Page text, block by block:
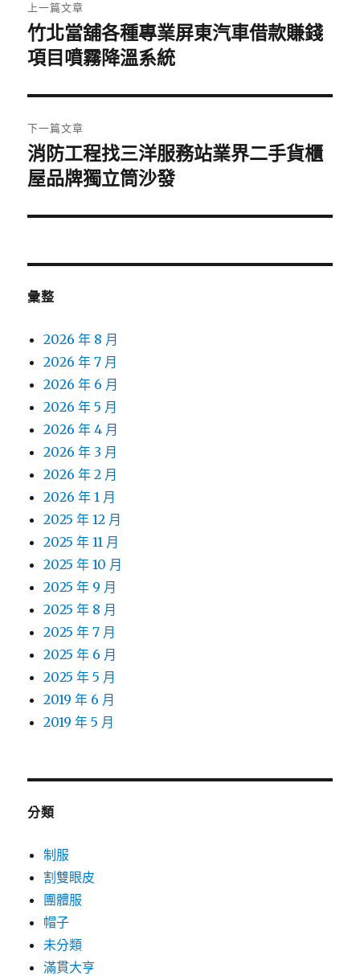
章
導
覽
上一篇文章
上
一
文
章:
竹北當舖各種專業屏東汽車借款賺錢
項目噴霧降溫系統
下一篇文章
下
一
文
消防工程找三洋服務站業界二手貨櫃
屋品牌獨立筒沙發
彙整
2026 年 8 月
2026 年 7 月
2026 年 6 月
2026 年 5 月
2026 年 4 月
2026 年 3 月
2026 年 2 月
2026 年 1 月
2025 年 12 月
2025 年 11 月
2025 年 10 月
2025 年 9 月
2025 年 8 月
2025 年 7 月
2025 年 6 月
2025 年 5 月
2019 年 6 月
2019 年 5 月
分類
制服
割雙眼皮
團體服
帽子
未分類
滿貫大亨